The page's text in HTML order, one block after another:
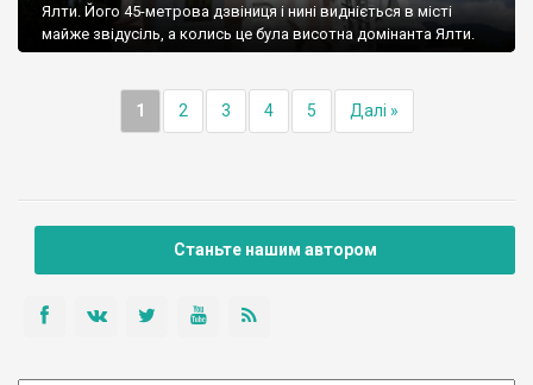
Ялти. Його 45-метрова дзвіниця і нині видніється в місті
майже звідусіль, а колись це була висотна домінанта Ялти.
1 2 3 4 5 Далі »
Станьте нашим автором